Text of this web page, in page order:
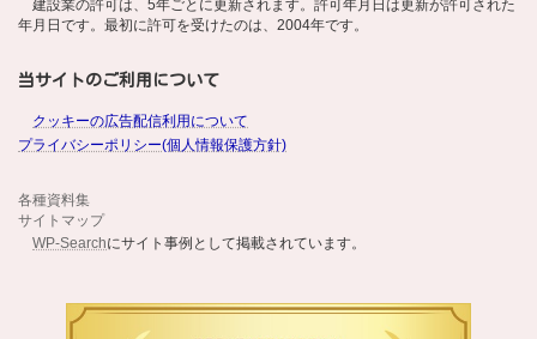
建設業の許可は、5年ごとに更新されます。許可年月日は更新が許可された
年月日です。最初に許可を受けたのは、2004年です。
当サイトのご利用について
クッキーの広告配信利用について
プライバシーポリシー(個人情報保護方針)
各種資料集
サイトマップ
WP-Searchにサイト事例として掲載されています。